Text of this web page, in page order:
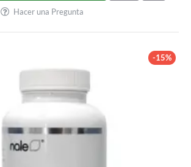
Hacer una Pregunta
-15%